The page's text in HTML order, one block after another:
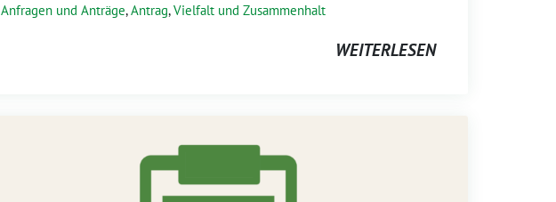
Anfragen und Anträge,Antrag,Vielfalt und Zusammenhalt
WEITERLESEN